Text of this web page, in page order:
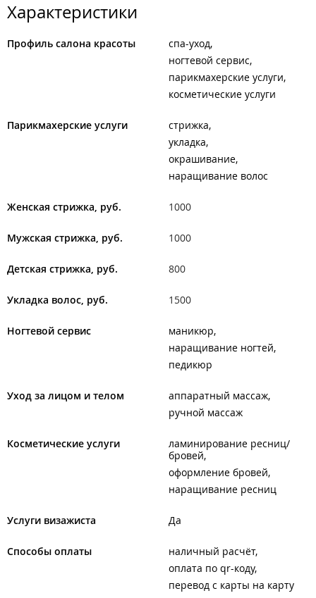
Характеристики
Профиль салона красоты
спа-уход
ногтевой сервис
парикмахерские услуги
косметические услуги
Парикмахерские услуги
стрижка
укладка
окрашивание
наращивание волос
Женская стрижка, руб. 1000
Мужская стрижка, руб. 1000
Детская стрижка, руб. 800
Укладка волос, руб. 1500
Ногтевой сервис
маникюр
наращивание ногтей
педикюр
Уход за лицом и телом
аппаратный массаж
ручной массаж
Косметические услуги
ламинирование ресниц/
бровей
оформление бровей
наращивание ресниц
Услуги визажиста Да
Способы оплаты
наличный расчёт
оплата по qr-коду
перевод с карты на карту